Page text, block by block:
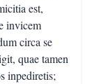
est,
invicem
circa se
quae tamen
inpediretis;